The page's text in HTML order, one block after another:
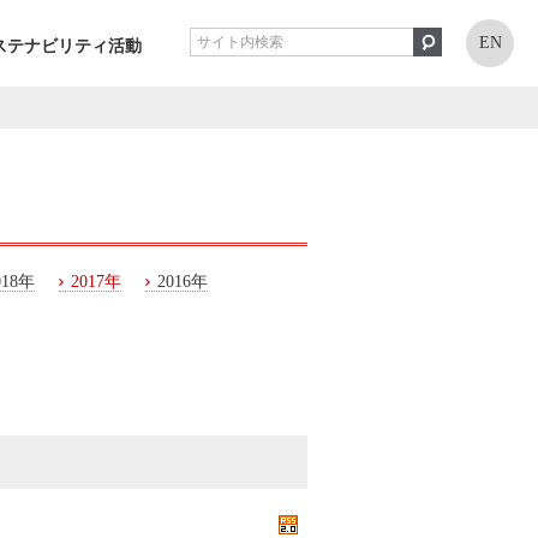
テナビリティ活動 EN
年 2017年 2016年